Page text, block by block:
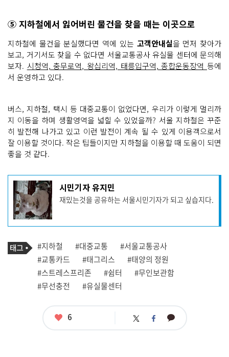
⑤ 지하철에서 잃어버린 물건을 찾을 때는 이곳으로
지하철에 물건을 분실했다면 역에 있는 고객안내실을 먼저 찾아가
보고, 거기서도 찾을 수 없다면 서울교통공사 유실물 센터에 문의해
보자. 시청역, 충무로역, 왕십리역, 태릉입구역, 종합운동장역 등에
서 운영하고 있다.
버스, 지하철, 택시 등 대중교통이 없었다면, 우리가 이렇게 멀리까
지 이동을 하며 생활영역을 넓힐 수 있었을까? 서울 지하철은 꾸준
히 발전해 나가고 있고 이런 발전이 계속 될 수 있게 이용객으로서
잘 이용할 것이다. 작은 팁들이지만 지하철을 이용할 때 도움이 되면
좋을 것 같다.
기
사
작
성
자
프
필
시민기자 유지민
재밌는것을 공유하는 서울시민기자가 되고 싶습지다.
기
사
관
련
태
그
태
그
#지하철 #대중교통
#서울교통공사
#교통카드
#태그리스
#태양의 정원
#스트레스프리존
#쉼터
#무인보관함
#무선충전
#유실물센터
좋
6 트 페 카